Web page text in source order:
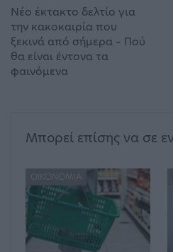
Νέο έκτακτο δελτίο για
την κακοκαιρία που
ξεκινά από σήμερα – Πού
θα είναι έντονα τα
φαινόμενα
Μπορεί επίσης να σε
ΟΙΚΟΝΟΜΊΑ